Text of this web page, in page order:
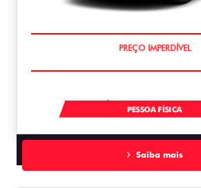
À VISTA POR R$ 99.990,00
PESSOA FÍSICA
Saiba mais